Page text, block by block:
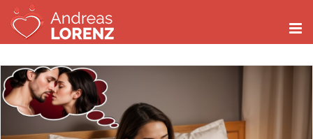
Zum
Inhalt
springen